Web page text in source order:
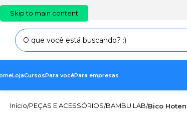
Skip to main content
EN PT ES
LojaCursosPara vocêPara empresas
Início/PEÇAS E ACESSÓRIOS/BAMBU LAB/Bico